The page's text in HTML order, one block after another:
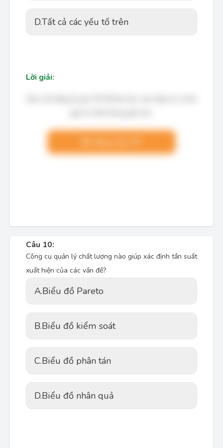
D.Tất cả các yếu tố trên
Lời giải:
Câu 10:
Công cụ quản lý chất lượng nào giúp xác định tần suất
xuất hiện của các vấn đề?
A.Biểu đồ Pareto
B.Biểu đồ kiểm soát
C.Biểu đồ phân tán
D.Biểu đồ nhân quả